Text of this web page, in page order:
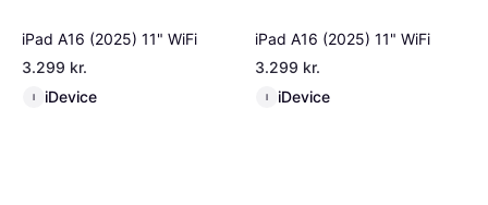
iPad A16 (2025) 11" WiFi
3.299 kr.
I iDevice
iPad A16 (2025) 11" WiFi
3.299 kr.
I iDevice